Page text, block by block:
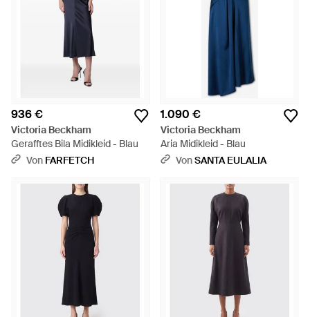
936 €
Victoria Beckham
Gerafftes Bila Midikleid - Blau
Von FARFETCH
1.090 €
Victoria Beckham
Aria Midikleid - Blau
VonSANTA EULALIA